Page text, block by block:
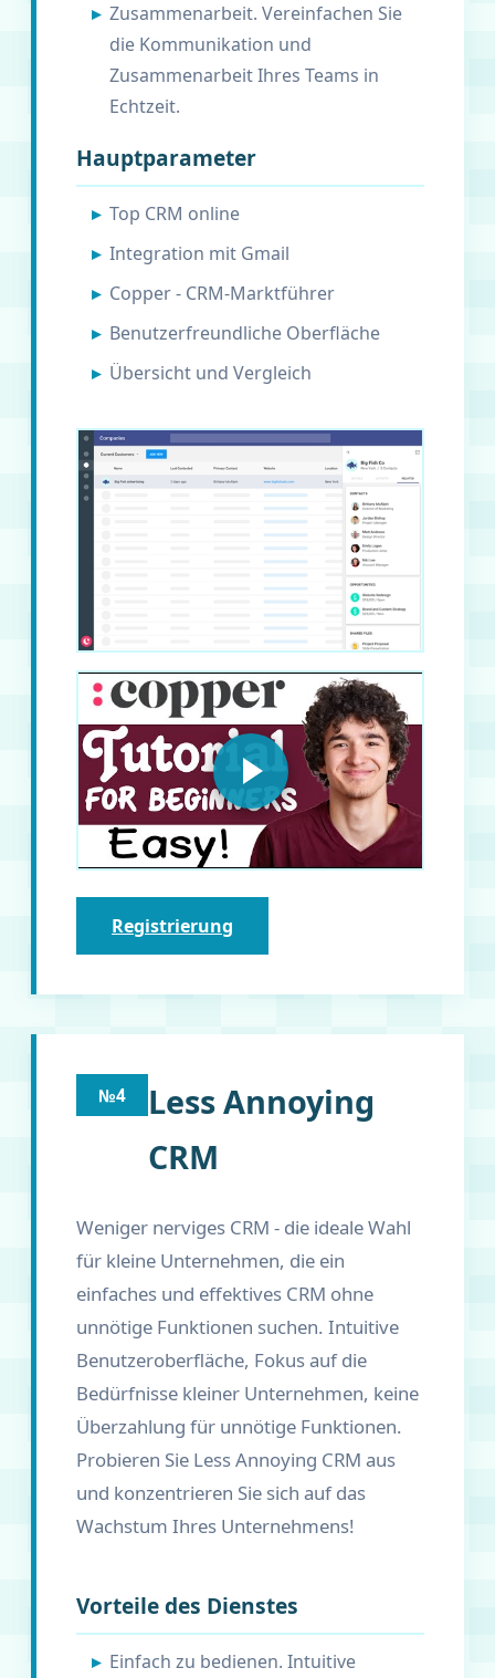
Zusammenarbeit. Vereinfachen Sie
die Kommunikation und
Zusammenarbeit Ihres Teams in
Echtzeit.
Hauptparameter
Top CRM online
Integration mit Gmail
Copper - CRM-Marktführer
Benutzerfreundliche Oberfläche
Übersicht und Vergleich
Registrierung
№4
Less Annoying
CRM
Weniger nerviges CRM - die ideale Wahl
für kleine Unternehmen, die ein
einfaches und effektives CRM ohne
unnötige Funktionen suchen. Intuitive
Benutzeroberfläche, Fokus auf die
Bedürfnisse kleiner Unternehmen, keine
Überzahlung für unnötige Funktionen.
Probieren Sie Less Annoying CRM aus
und konzentrieren Sie sich auf das
Wachstum Ihres Unternehmens!
Vorteile des Dienstes
Einfach zu bedienen. Intuitive